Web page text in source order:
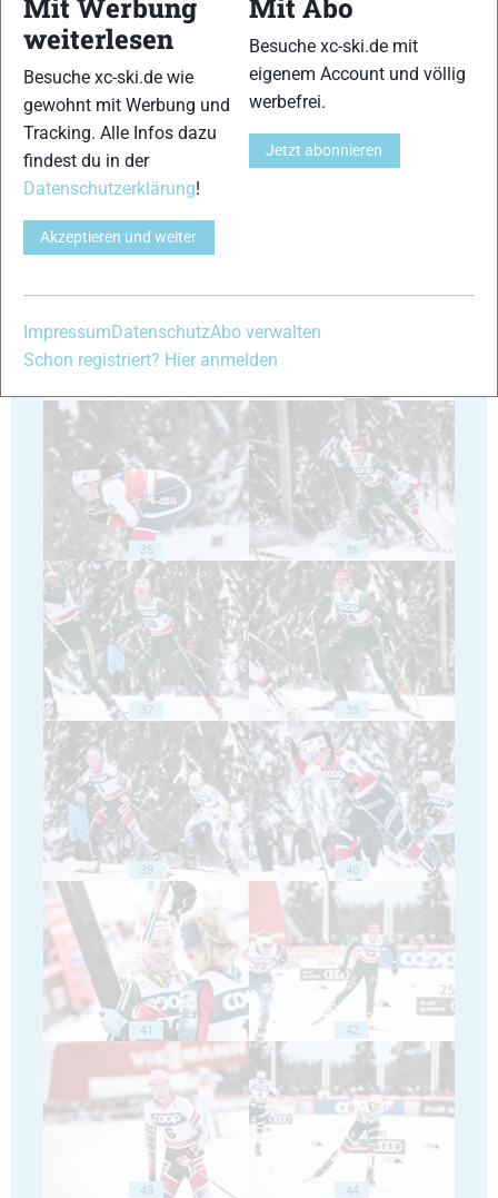
29 30
31
35 36
37 38
39 40
41 42
43 44
Mit Werbung
weiterlesen
Besuche xc-ski.de wie
gewohnt mit Werbung und
Tracking. Alle Infos dazu
findest du in der
Datenschutzerklärung!
Akzeptieren und weiter
Mit Abo
Besuche xc-ski.de mit
eigenem Account und völlig
werbefrei.
Jetzt abonnieren
ImpressumDatenschutzAbo verwalten
Schon registriert? Hier anmelden